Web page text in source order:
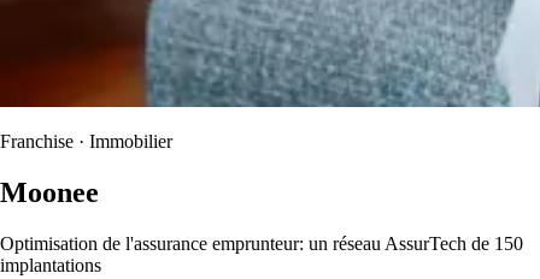
Franchise · Immobilier
Moonee
Optimisation de l'assurance emprunteur: un réseau AssurTech de 150
implantations